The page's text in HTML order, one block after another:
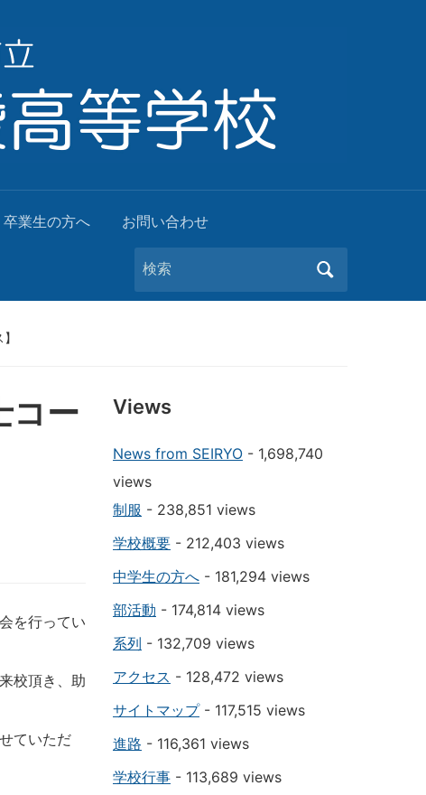
卒業生の方へ お問い合わせ
Search
for:
コー
を行ってい
校頂き、助
ていただ
Views
News from SEIRYO - 1,698,740
views
制服 - 238,851 views
学校概要 - 212,403 views
中学生の方へ - 181,294 views
部活動 - 174,814 views
系列 - 132,709 views
アクセス - 128,472 views
サイトマップ- 117,515 views
進路 - 116,361 views
学校行事 - 113,689 views